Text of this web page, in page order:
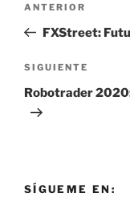
entradas
Entrada
anterior:
ANTERIOR
FXStreet:
Siguiente
entrada
SIGUIENTE
Robotrader
SÍGUEME EN: